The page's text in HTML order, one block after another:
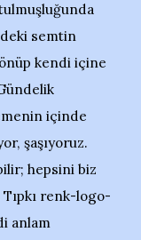
semtin
kendi içine
içinde
şaşıyoruz.
hepsini biz
renk-logo-
anlam